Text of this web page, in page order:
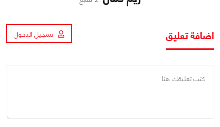
اضافة تعليق تسجيل الدخول